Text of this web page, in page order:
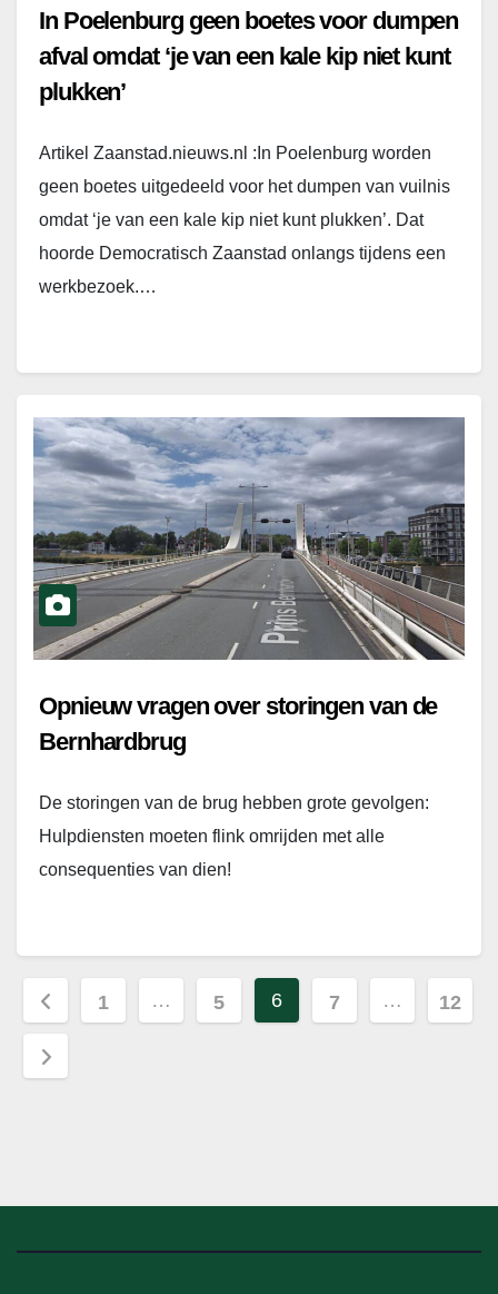
In Poelenburg geen boetes voor dumpen
afval omdat ‘je van een kale kip niet kunt
plukken’
Artikel Zaanstad.nieuws.nl :In Poelenburg worden
geen boetes uitgedeeld voor het dumpen van vuilnis
omdat ‘je van een kale kip niet kunt plukken’. Dat
hoorde Democratisch Zaanstad onlangs tijdens een
werkbezoek.…
Opnieuw vragen over storingen van de
Bernhardbrug
De storingen van de brug hebben grote gevolgen:
Hulpdiensten moeten flink omrijden met alle
consequenties van dien!
Berichten
paginering
1 … 5 6 7 … 12